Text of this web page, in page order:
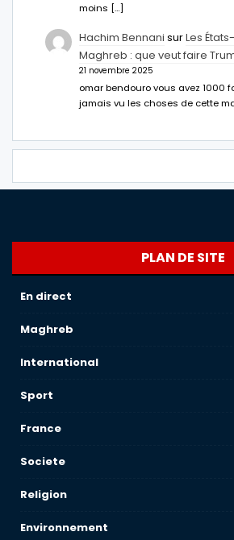
moins […]
Hachim Bennani surLes
Maghreb : que veut faire
21 novembre 2025
omar bendouro vous avez 1000
jamais vu les choses de cette
PLAN DE SITE
En direct
Maghreb
International
Sport
France
Societe
Religion
Environnement